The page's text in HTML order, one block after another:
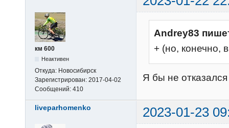
км 600
Неактивен
Откуда: Новосибирск
Зарегистрирован: 2017-04-02
Сообщений: 410
Andrey83
+ (но, конечно,
Я бы не
liveparhomenko 2023-01-23